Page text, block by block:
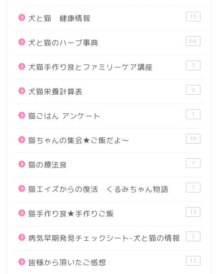
犬と猫 健康情報 15
犬と猫のハーブ事典 64
犬猫手作り食とファミリーケア講座 3
犬猫栄養計算表 9
猫ごはん アンケート 1
猫ちゃんの集会★ご飯だよ～ 16
猫の療法食 7
猫エイズからの復活 くるみちゃん物語 7
猫手作り食★手作りご飯 13
病気早期発見チェックシート-犬と猫の情報 2
皆様から頂いたご感想 13